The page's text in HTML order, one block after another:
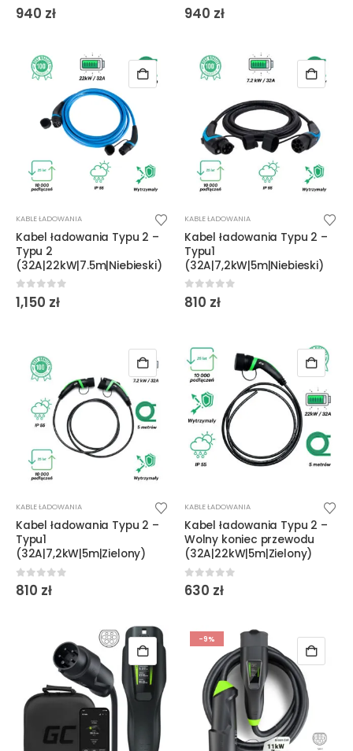
0 out of 5
940 zł 0 out of 5
940 zł
KABLE ŁADOWANIA
Kabel ładowania Typu 2 –
Typu 2
(32A|22kW|7.5m|Niebieski)
0 out of 5
1,150 zł
KABLE ŁADOWANIA
Kabel ładowania Typu 2 –
Typu1
(32A|7,2kW|5m|Niebieski)
0out of 5
810 zł
KABLE ŁADOWANIA
Kabel ładowania Typu 2 –
Typu1
(32A|7,2kW|5m|Zielony)
0out of 5
810 zł
KABLE ŁADOWANIA
Kabel ładowania Typu 2 –
Wolny koniec przewodu
(32A|22kW|5m|Zielony)
0out of 5
630 zł
-9%